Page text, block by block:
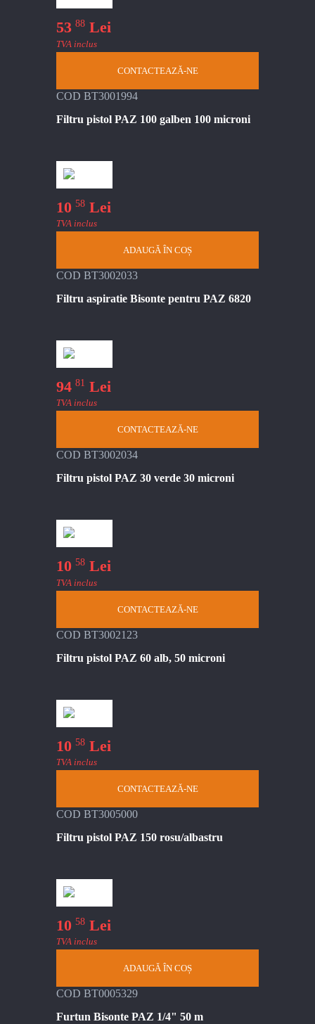
53 88 Lei
TVA inclus
CONTACTEAZĂ-NE
COD BT3001994
Filtru pistol PAZ 100 galben 100 microni
10 58 Lei
TVA inclus
ADAUGĂ ÎN COȘ
COD BT3002033
Filtru aspiratie Bisonte pentru PAZ 6820
94 81 Lei
TVA inclus
CONTACTEAZĂ-NE
COD BT3002034
Filtru pistol PAZ 30 verde 30 microni
10 58 Lei
TVA inclus
CONTACTEAZĂ-NE
COD BT3002123
Filtru pistol PAZ 60 alb, 50 microni
10 58 Lei
TVA inclus
CONTACTEAZĂ-NE
COD BT3005000
Filtru pistol PAZ 150 rosu/albastru
10 58 Lei
TVA inclus
ADAUGĂ ÎN COȘ
COD BT0005329
Furtun Bisonte PAZ 1/4" 50 m